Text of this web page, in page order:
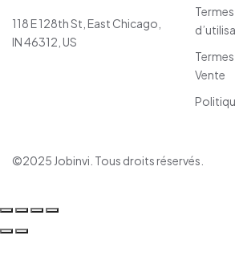
118 E 128th St, East Chicago,
IN 46312, US
Vente
©2025 Jobinvi. Tous droits réservés.